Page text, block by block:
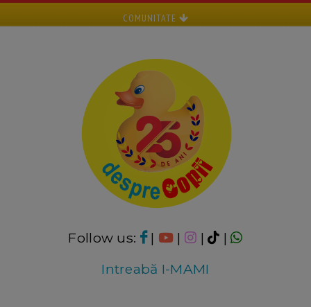
COMUNITATE
Follow us: | | |
|
Intreabă I-MAMI